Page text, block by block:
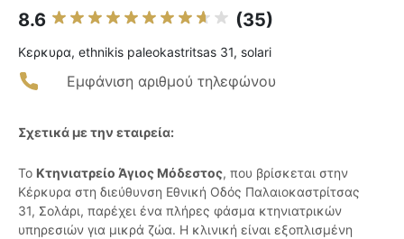
8.6 (35)
Κερκυρα, ethnikis paleokastritsas 31, solari
Εμφάνιση αριθμού τηλεφώνου
Σχετικά με την εταιρεία:
Το Κτηνιατρείο Άγιος Μόδεστος, που βρίσκεται στην
Κέρκυρα στη διεύθυνση Εθνική Οδός Παλαιοκαστρίτσας
31, Σολάρι, παρέχει ένα πλήρες φάσμα κτηνιατρικών
υπηρεσιών για μικρά ζώα. Η κλινική είναι εξοπλισμένη